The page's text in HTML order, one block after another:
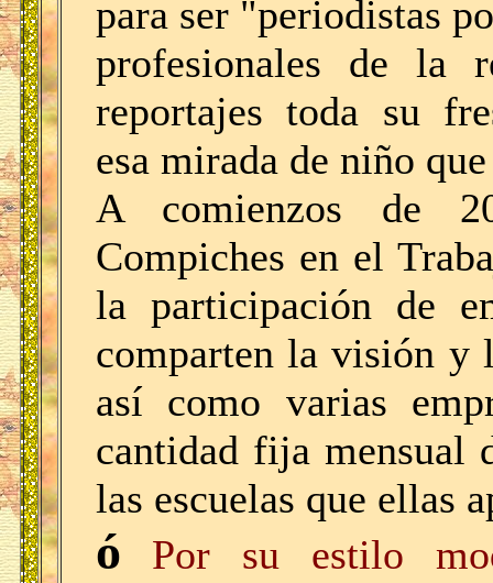
para ser "periodistas
profesionales de la
reportajes toda su
esa mirada de niño
A comienzos de
Compiches en el
la participación de
comparten la visión y
así como varias
cantidad fija mensual
las escuelas que ellas
ó
Por su estilo